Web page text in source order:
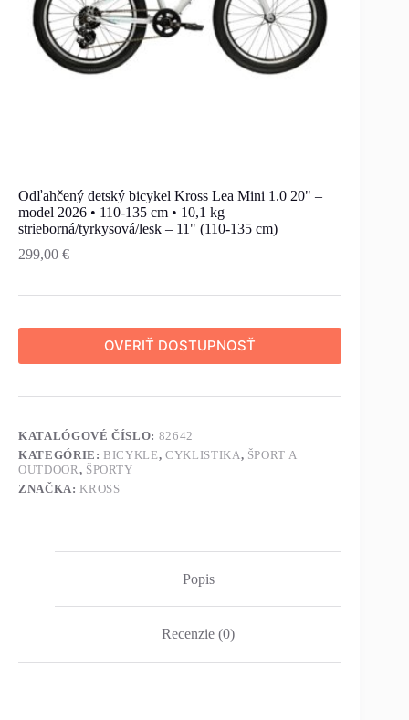
Odľahčený detský bicykel Kross Lea Mini 1.0 20" –
model 2026 • 110-135 cm • 10,1 kg
strieborná/tyrkysová/lesk – 11" (110-135 cm)
299,00 €
OVERIŤ DOSTUPNOSŤ
KATALÓGOVÉ ČÍSLO: 82642
KATEGÓRIE:BICYKLE,CYKLISTIKA, ŠPORT A
OUTDOOR , ŠPORTY
ZNAČKA:KROSS
Popis
Recenzie (0)